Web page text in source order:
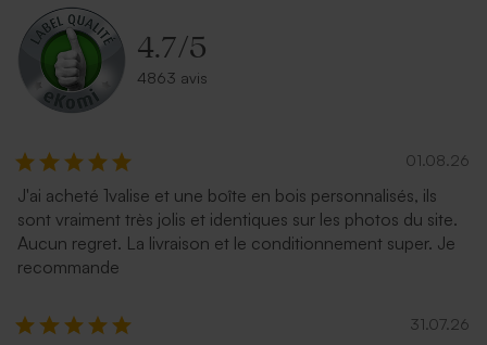
4.7/5
4863 avis
01.08.26
J'ai acheté 1valise et une boîte en bois personnalisés, ils
sont vraiment très jolis et identiques sur les photos du site.
Aucun regret. La livraison et le conditionnement super. Je
recommande
31.07.26